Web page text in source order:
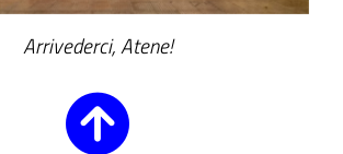
Arrivederci, Atene!